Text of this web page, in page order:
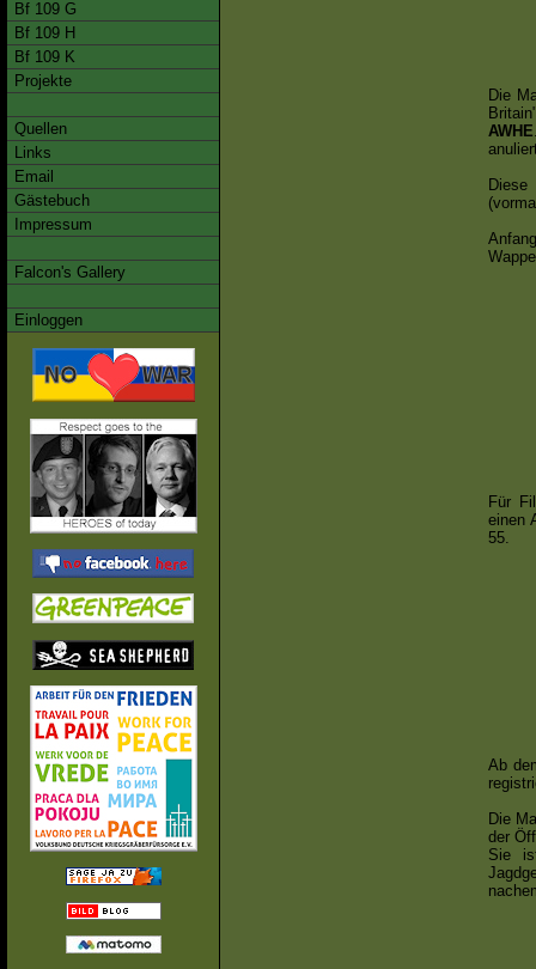
Bf 109 G
Bf 109 H
Bf 109 K
Projekte
Quellen
Links
Email
Gästebuch
Impressum
Falcon's Gallery
Einloggen
Die
AWHE
Für
einen
55.
Ab
Die
der
Sie